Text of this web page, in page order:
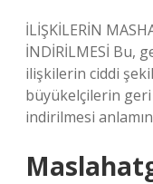
İLİŞKİLERİN
İNDİRİLMESİ Bu,
ilişkilerin ciddi
büyükelçilerin
indirilmesi